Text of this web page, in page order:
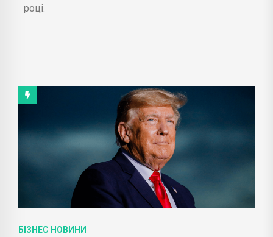
році.
БІЗНЕС НОВИНИ